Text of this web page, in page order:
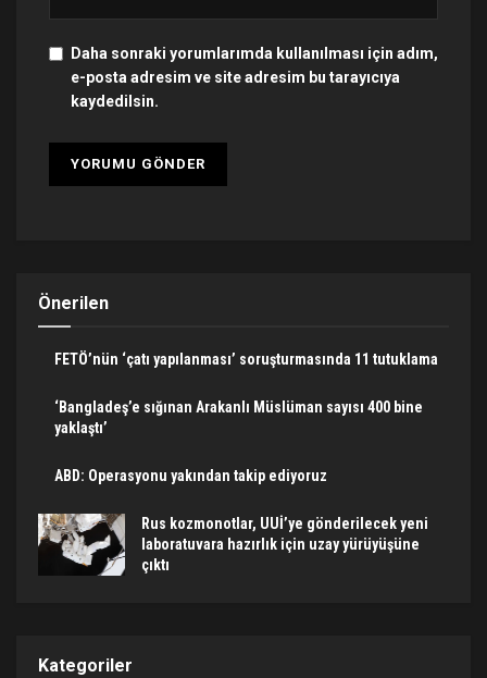
Daha sonraki yorumlarımda kullanılması için adım,
e-posta adresim ve site adresim bu tarayıcıya
kaydedilsin.
Önerilen
FETÖ’nün ‘çatı yapılanması’ soruşturmasında 11 tutuklama
‘Bangladeş’e sığınan Arakanlı Müslüman sayısı 400 bine
yaklaştı’
ABD: Operasyonu yakından takip ediyoruz
Rus kozmonotlar, UUİ’ye gönderilecek yeni
laboratuvara hazırlık için uzay yürüyüşüne
çıktı
Kategoriler